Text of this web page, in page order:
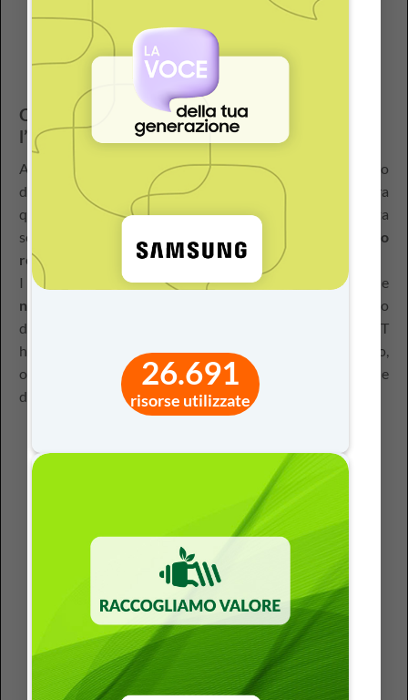
26.691
risorse utilizzate
Molteplici mezzi di coinvolgimento: Motivare gli
studenti attraverso approcci diversificati, stimolando il
loro interesse e la loro partecipazione attiva.
Ogni cervello impara in modo diverso:
l’UDL come ponte tra scienza e didattica
Avete mai notato come alcuni studenti si accendano
davanti a un video, altri davanti a una storia, altri ancora
quando possono “mettere le mani in pasta”? Non si tratta
solo di preferenze o stili:
il cervello apprende attraverso
reti differenti
e ognuna di esse richiede stimoli diversi.
I principi
evidence-baseddell’UDL affondano le radici nelle
neuroscienze
e si collegano ai processi di apprendimento
descritti da Lev Vygotskij già nel 1962. Le ricerche del CAST
hanno identificato tre principali reti neurali del cervello,
ognuna delle quali corrisponde a una dimensione
dell’apprendimento.